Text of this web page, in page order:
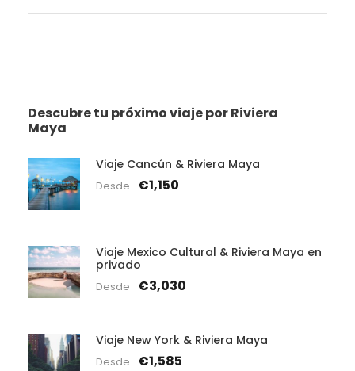
Descubre tu próximo viaje por Riviera
Maya
Viaje Cancún & Riviera Maya
Desde €1,150
Viaje Mexico Cultural & Riviera Maya en
privado
Desde €3,030
Viaje New York & Riviera Maya
Desde €1,585